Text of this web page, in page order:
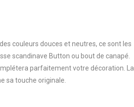
couleurs douces et neutres, ce sont les
scandinave Button ou bout de canapé.
parfaitement votre décoration. La
sa touche originale.